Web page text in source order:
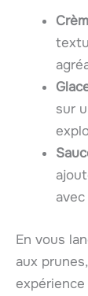
sur
En vous
aux